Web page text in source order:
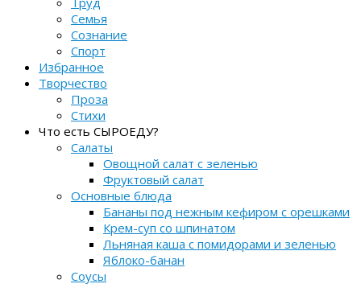
Семья
Сознание
Спорт
Избранное
Творчество
Проза
Стихи
Что есть СЫРОЕДУ?
Салаты
Овощной салат с зеленью
Фруктовый салат
Основные блюда
Бананы под нежным кефиром с орешками
Крем-суп со шпинатом
Льняная каша с помидорами и зеленью
Яблоко-банан
Соусы